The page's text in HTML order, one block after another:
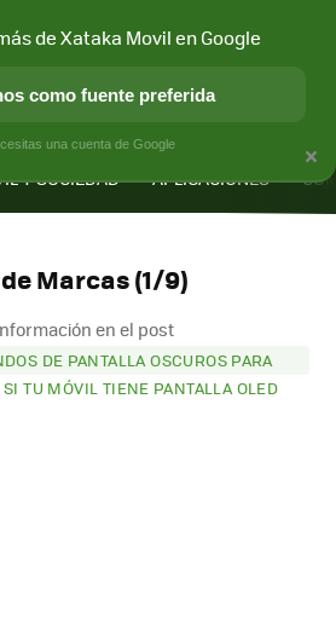
Y SOCIEDAD APLICACIONES
Marcas (1/9)
en el post
DE PANTALLA OSCUROS PARA
TU MÓVIL TIENE PANTALLA OLED
×
de Xataka Movil en Google
como fuente preferida
una cuenta de Google